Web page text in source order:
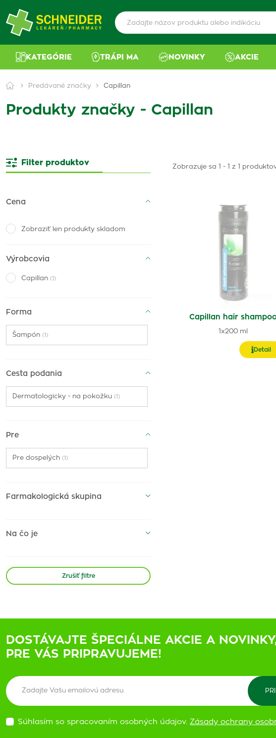
KATEGÓRIE TRÁPI MA NOVINKY AKCIE
Predávané značky Capillan
Produkty značky - Capillan
Filter produktov
Cena
Zobraziť len produkty skladom
Výrobcovia
Capillan (1)
Forma
Šampón (1)
Cesta podania
Dermatologicky - na pokožku (1)
Pre
Pre dospelých (1)
Farmakologická skupina
Na čo je
Zrušiť filtre
Zobrazuje sa 1 - 1 z 1
Capillan hair
1x200 ml
Detail
DOSTÁVAJTE ŠPECIÁLNE AKCIE A
PRE VÁS PRIPRAVUJEME!
Súhlasím so spracovaním osobných údajov. Zásady ochrany